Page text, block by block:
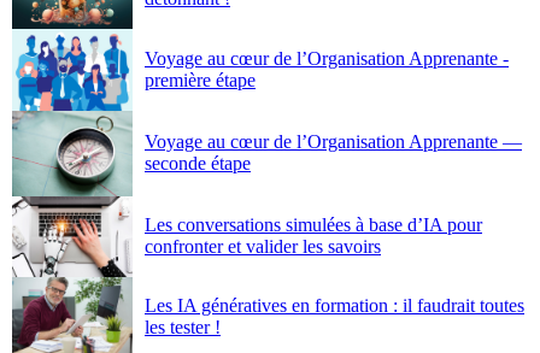
Voyage au cœur de l’Organisation Apprenante -
première étape
Voyage au cœur de l’Organisation Apprenante —
seconde étape
Les conversations simulées à base d’IA pour
confronter et valider les savoirs
Les IA génératives en formation : il faudrait toutes
les tester !